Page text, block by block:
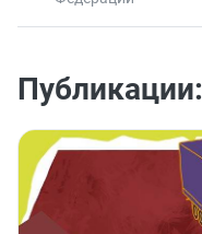
Публикации: